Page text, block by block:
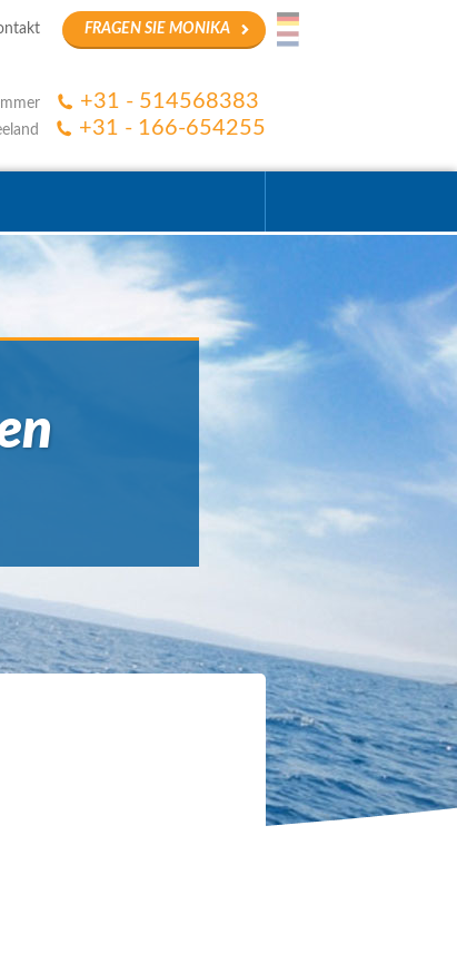
FRAGEN SIE MONIKA
+31 - 514568383
+31 - 166-654255